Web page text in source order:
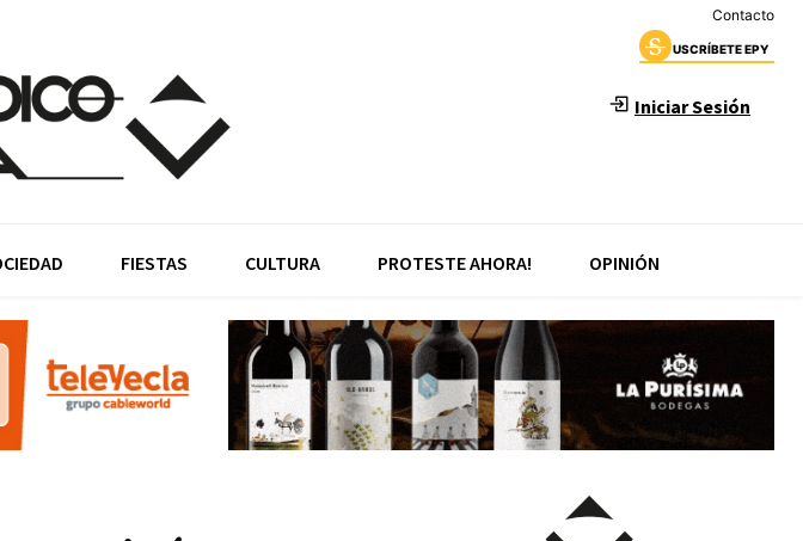
Contacto
USCRÍBETE EPY
Iniciar Sesión
FIESTAS CULTURA PROTESTE AHORA! OPINIÓN